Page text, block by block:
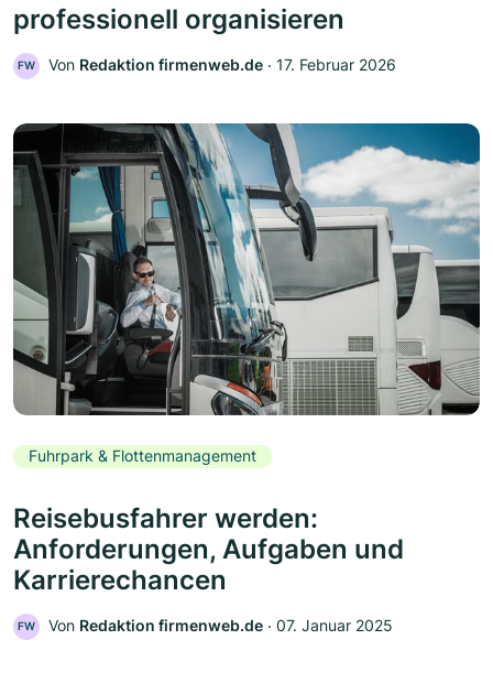
professionell organisieren
FW Von Redaktion firmenweb.de ‧ 17. Februar 2026
Fuhrpark & Flottenmanagement
Reisebusfahrer werden:
Anforderungen, Aufgaben und
Karrierechancen
FW Von Redaktion firmenweb.de ‧ 07. Januar 2025